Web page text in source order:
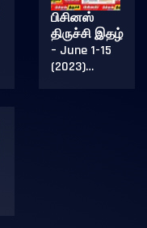
பிசினஸ்
திருச்சி இதழ்
– June 1-15
(2023)…